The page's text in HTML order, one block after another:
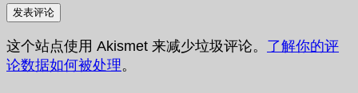
这个站点使用 Akismet 来减少垃圾评论。 了解你的评
论数据如何被处理。